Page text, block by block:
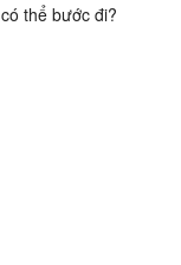
thể bước đi?